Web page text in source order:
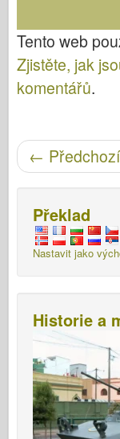
Tento web
Zjistěte, jak
komentářů.
←
Překlad
Nastavit jako
Historie a